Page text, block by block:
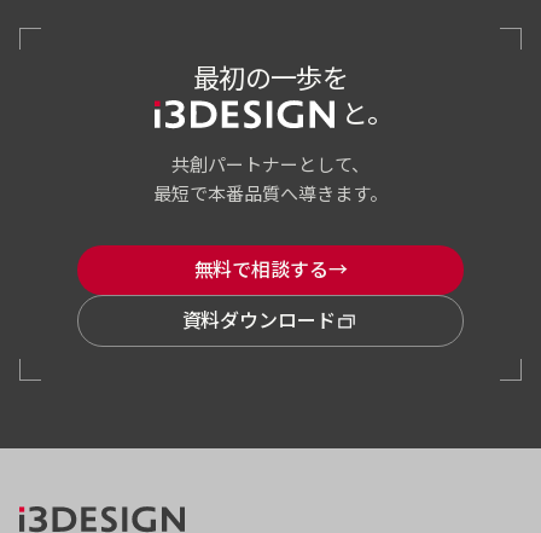
最初の一歩を
と。
共創パートナーとして、
最短で本番品質へ導きます。
無料で相談する→
資料ダウンロード